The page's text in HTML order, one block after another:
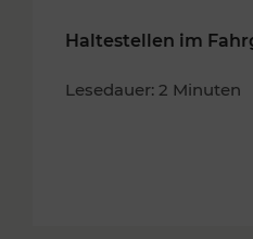
Haltestellen im
Lesedauer: 2 Minuten